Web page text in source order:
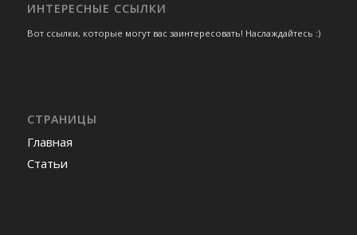
ИНТЕРЕСНЫЕ ССЫЛКИ
Вот ссылки, которые могут вас заинтересовать! Наслаждайтесь :)
СТРАНИЦЫ
Главная
Статьи